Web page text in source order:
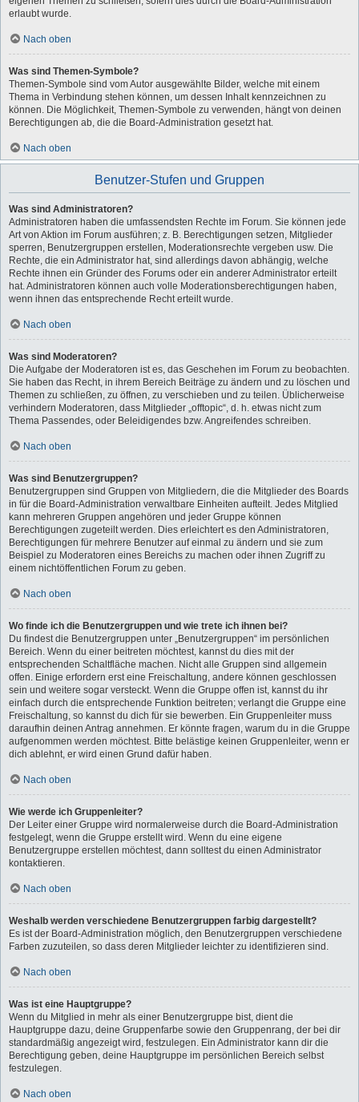
erlaubt wurde.
Nach oben
Was sind Themen-Symbole?
Themen-Symbole sind vom Autor ausgewählte Bilder, welche mit einem
Thema in Verbindung stehen können, um dessen Inhalt kennzeichnen zu
können. Die Möglichkeit, Themen-Symbole zu verwenden, hängt von deinen
Berechtigungen ab, die die Board-Administration gesetzt hat.
Nach oben
Benutzer-Stufen und Gruppen
Was sind Administratoren?
Administratoren haben die umfassendsten Rechte im Forum. Sie können jede
Art von Aktion im Forum ausführen; z. B. Berechtigungen setzen, Mitglieder
sperren, Benutzergruppen erstellen, Moderationsrechte vergeben usw. Die
Rechte, die ein Administrator hat, sind allerdings davon abhängig, welche
Rechte ihnen ein Gründer des Forums oder ein anderer Administrator erteilt
hat. Administratoren können auch volle Moderationsberechtigungen haben,
wenn ihnen das entsprechende Recht erteilt wurde.
Nach oben
Was sind Moderatoren?
Die Aufgabe der Moderatoren ist es, das Geschehen im Forum zu beobachten.
Sie haben das Recht, in ihrem Bereich Beiträge zu ändern und zu löschen und
Themen zu schließen, zu öffnen, zu verschieben und zu teilen. Üblicherweise
verhindern Moderatoren, dass Mitglieder „offtopic“, d. h. etwas nicht zum
Thema Passendes, oder Beleidigendes bzw. Angreifendes schreiben.
Nach oben
Was sind Benutzergruppen?
Benutzergruppen sind Gruppen von Mitgliedern, die die Mitglieder des Boards
in für die Board-Administration verwaltbare Einheiten aufteilt. Jedes Mitglied
kann mehreren Gruppen angehören und jeder Gruppe können
Berechtigungen zugeteilt werden. Dies erleichtert es den Administratoren,
Berechtigungen für mehrere Benutzer auf einmal zu ändern und sie zum
Beispiel zu Moderatoren eines Bereichs zu machen oder ihnen Zugriff zu
einem nichtöffentlichen Forum zu geben.
Nach oben
Wo finde ich die Benutzergruppen und wie trete ich ihnen bei?
Du findest die Benutzergruppen unter „Benutzergruppen“ im persönlichen
Bereich. Wenn du einer beitreten möchtest, kannst du dies mit der
entsprechenden Schaltfläche machen. Nicht alle Gruppen sind allgemein
offen. Einige erfordern erst eine Freischaltung, andere können geschlossen
sein und weitere sogar versteckt. Wenn die Gruppe offen ist, kannst du ihr
einfach durch die entsprechende Funktion beitreten; verlangt die Gruppe eine
Freischaltung, so kannst du dich für sie bewerben. Ein Gruppenleiter muss
daraufhin deinen Antrag annehmen. Er könnte fragen, warum du in die Gruppe
aufgenommen werden möchtest. Bitte belästige keinen Gruppenleiter, wenn er
dich ablehnt, er wird einen Grund dafür haben.
Nach oben
Wie werde ich Gruppenleiter?
Der Leiter einer Gruppe wird normalerweise durch die Board-Administration
festgelegt, wenn die Gruppe erstellt wird. Wenn du eine eigene
Benutzergruppe erstellen möchtest, dann solltest du einen Administrator
kontaktieren.
Nach oben
Weshalb werden verschiedene Benutzergruppen farbig dargestellt?
Es ist der Board-Administration möglich, den Benutzergruppen verschiedene
Farben zuzuteilen, so dass deren Mitglieder leichter zu identifizieren sind.
Nach oben
Was ist eine Hauptgruppe?
Wenn du Mitglied in mehr als einer Benutzergruppe bist, dient die
Hauptgruppe dazu, deine Gruppenfarbe sowie den Gruppenrang, der bei dir
standardmäßig angezeigt wird, festzulegen. Ein Administrator kann dir die
Berechtigung geben, deine Hauptgruppe im persönlichen Bereich selbst
festzulegen.
Nach oben